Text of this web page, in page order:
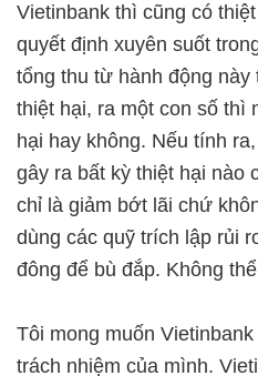
Vietinbank thì cũng có
quyết định xuyên suốt
tổng thu từ hành động
thiệt hại, ra một con số thì
hại hay không. Nếu tính
gây ra bất kỳ thiệt hại nào
chỉ là giảm bớt lãi chứ
dùng các quỹ trích lập rủi
đông để bù đắp. Không
Tôi mong muốn
trách nhiệm của mình.